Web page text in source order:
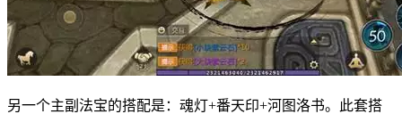
另一个主副法宝的搭配是：魂灯+番天印+河图洛书。此套搭